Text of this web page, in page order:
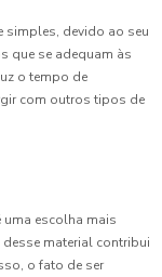
simples, devido ao seu
que se adequam às
o tempo de
com outros tipos de
escolha mais
material contribui
o fato de ser